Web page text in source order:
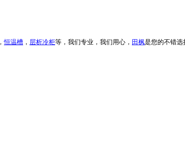
，恒温槽 ， 层析冷柜等，我们专业，我们用心， 田枫是您的不错选